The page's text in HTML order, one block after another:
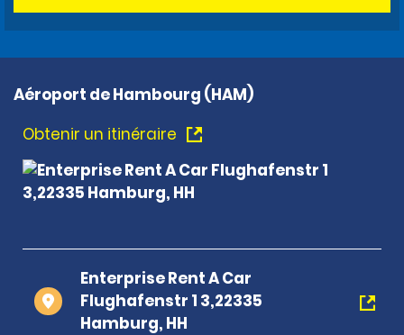
Aéroport de Hambourg (HAM)
Obtenir un itinéraire
Enterprise Rent A Car
Flughafenstr 1 3,22335
Hamburg, HH